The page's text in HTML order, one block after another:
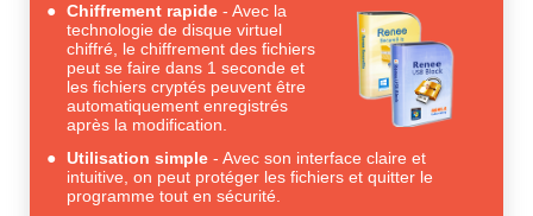
Chiffrement rapide
Avec la
technologie de disque virtuel
chiffré, le chiffrement des fichiers
peut se faire dans 1 seconde et
les fichiers cryptés peuvent être
automatiquement enregistrés
après la modification.
Utilisation simple
Avec son interface claire et
intuitive, on peut protéger les fichiers et quitter le
programme tout en sécurité.